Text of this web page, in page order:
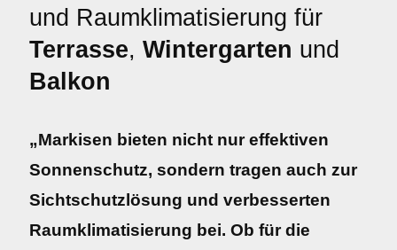
und Raumklimatisierung für
Terrasse, Wintergarten und
Balkon
„Markisen bieten nicht nur effektiven
Sonnenschutz, sondern tragen auch zur
Sichtschutzlösung und verbesserten
Raumklimatisierung bei. Ob für die